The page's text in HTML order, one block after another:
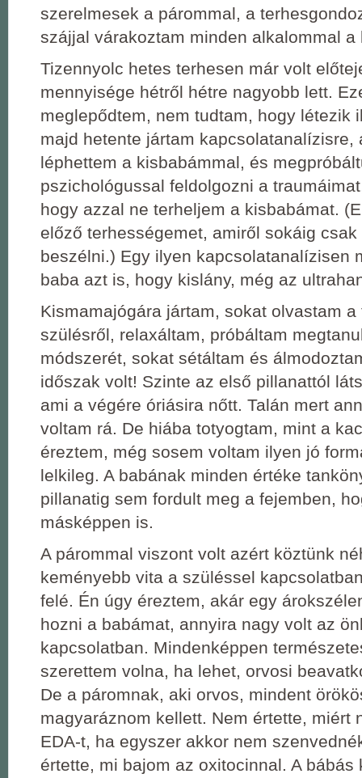
szerelmesek a párommal, a
szájjal várakoztam minden alkalommal a
Tizennyolc hetes terhesen már volt
mennyisége hétről hétre nagyobb lett.
meglepődtem, nem tudtam, hogy létezik
majd hetente jártam kapcsolatanalízisre,
léphettem a kisbabámmal, és
pszichológussal feldolgozni a
hogy azzal ne terheljem a kisbabámat.
előző terhességemet, amiről sokáig
beszélni.) Egy ilyen kapcsolatanalízisen
baba azt is, hogy kislány, még az
Kismamajógára jártam, sokat olvastam a
szülésről, relaxáltam, próbáltam
módszerét, sokat sétáltam és
időszak volt! Szinte az első pillanattól
ami a végére óriásira nőtt. Talán mert
voltam rá. De hiába totyogtam, mint a
éreztem, még sosem voltam ilyen jó
lelkileg. A babának minden értéke
pillanatig sem fordult meg a fejemben,
másképpen is.
A párommal viszont volt azért köztünk
keményebb vita a szüléssel
felé. Én úgy éreztem, akár egy
hozni a babámat, annyira nagy volt az
kapcsolatban. Mindenképpen
szerettem volna, ha lehet, orvosi
De a páromnak, aki orvos, mindent
magyaráznom kellett. Nem értette, miért
EDA-t, ha egyszer akkor nem
értette, mi bajom az oxitocinnal. A bábás